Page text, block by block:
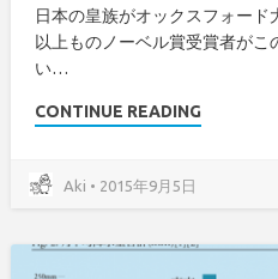
日本の皇族がオックスフォード
以上ものノーベル賞受賞者がこ
い…
CONTINUE READING
Aki • 2015年9月5日